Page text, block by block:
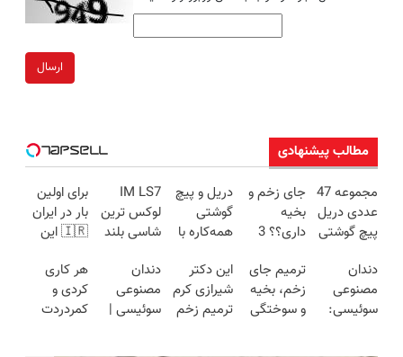
ارسال
مطالب پیشنهادی
مجموعه 47
عددی دریل
پیچ گوشتی
(تخفیف به
مدت
محدود)
جای زخم و
بخیه
داری؟؟ 3
محوش کن!
دریل و پیچ
گوشتی
همه‌کاره با
هوشمند ⚙️
(نصف
قیمت بازار
IM LS7
لوکس ترین
شاسی بلند
برای اولین
بار در ایران
🇮🇷 این
ترمیم کننده
23 روزه
ساخت!
دندان
مصنوعی
سوئیسی:
ترمیم جای
زخم، بخیه
و سوختگی
این دکتر
شیرازی کرم
ترمیم زخم
دندان
مصنوعی
سوئیسی |
هر کاری
کردی و
کمردردت